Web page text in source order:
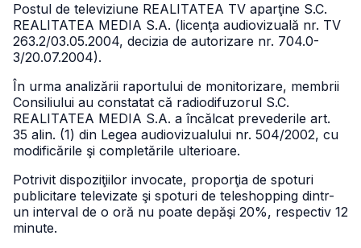
Postul de televiziune REALITATEA TV aparţine S.C.
REALITATEA MEDIA S.A. (licenţa audiovizuală nr. TV
263.2/03.05.2004, decizia de autorizare nr. 704.0-
3/20.07.2004).
În urma analizării raportului de monitorizare, membrii
Consiliului au constatat că radiodifuzorul S.C.
REALITATEA MEDIA S.A. a încălcat prevederile art.
35 alin. (1) din Legea audiovizualului nr. 504/2002, cu
modificările şi completările ulterioare.
Potrivit dispoziţiilor invocate, proporţia de spoturi
publicitare televizate şi spoturi de teleshopping dintr-
un interval de o oră nu poate depăşi 20%, respectiv 12
minute.